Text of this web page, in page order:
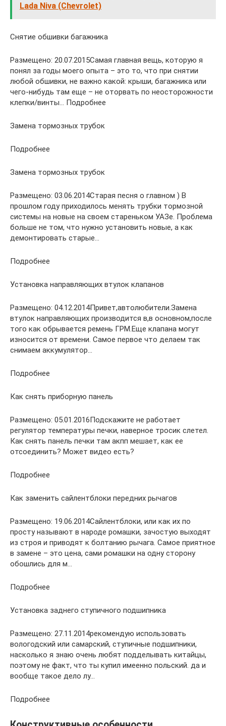
Lada Niva (Chevrolet)
Снятие обшивки багажника
Размещено: 20.07.2015Самая главная вещь, которую я
понял за годы моего опыта – это то, что при снятии
любой обшивки, не важно какой: крыши, багажника или
чего-нибудь там еще – не оторвать по неосторожности
клепки/винты… Подробнее
Замена тормозных трубок
Подробнее
Замена тормозных трубок
Размещено: 03.06.2014Старая песня о главном ) В
прошлом году приходилось менять трубки тормозной
системы на новые на своем стареньком УАЗе. Проблема
больше не том, что нужно установить новые, а как
демонтировать старые…
Подробнее
Установка направляющих втулок клапанов
Размещено: 04.12.2014Привет,автолюбители.Замена
втулок направляющих производится в,в основном,после
того как обрывается ремень ГРМ.Еще клапана могут
износится от времени. Самое первое что делаем так
снимаем аккумулятор…
Подробнее
Как снять приборную панель
Размещено: 05.01.2016Подскажите не работает
регулятор температуры печки, наверное тросик слетел.
Как снять панель печки там акпп мешает, как ее
отсоединить? Может видео есть?
Подробнее
Как заменить сайлентблоки передних рычагов
Размещено: 19.06.2014Сайлентблоки, или как их по
просту называют в народе ромашки, зачостую выходят
из строя и приводят к болтанию рычага. Самое приятное
в замене – это цена, сами ромашки на одну сторону
обошлись для м…
Подробнее
Установка заднего ступичного подшипника
Размещено: 27.11.2014рекомендую использовать
вологодский или самарский, ступичные подшипники,
насколько я знаю очень любят подделывать китайцы,
поэтому не факт, что ты купил имеенно польский. да и
вообще такое дело лу…
Подробнее